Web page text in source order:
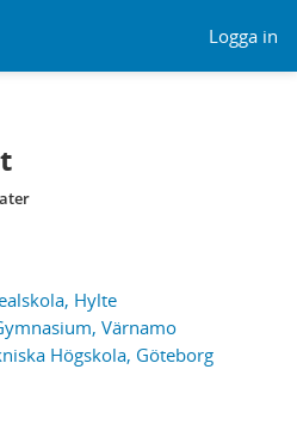
Logga in
Hylte
Värnamo
Högskola, Göteborg